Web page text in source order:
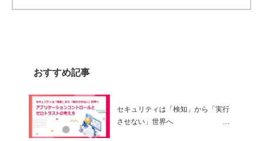
おすすめ記事
セキュリティは「検知」から「実行
させない」世界へ